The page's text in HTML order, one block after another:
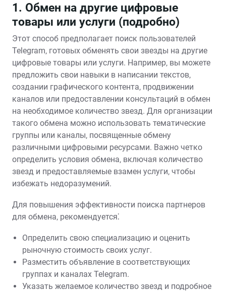
1. Обмен на другие цифровые
товары или услуги (подробно)
Этот способ предполагает поиск пользователей
Telegram‚ готовых обменять свои звезды на другие
цифровые товары или услуги. Например‚ вы можете
предложить свои навыки в написании текстов‚
создании графического контента‚ продвижении
каналов или предоставлении консультаций в обмен
на необходимое количество звезд. Для организации
такого обмена можно использовать тематические
группы или каналы‚ посвященные обмену
различными цифровыми ресурсами. Важно четко
определить условия обмена‚ включая количество
звезд и предоставляемые взамен услуги‚ чтобы
избежать недоразумений.
Для повышения эффективности поиска партнеров
для обмена‚ рекомендуется⁚
Определить свою специализацию и оценить
рыночную стоимость своих услуг.
Разместить объявление в соответствующих
группах и каналах Telegram.
Указать желаемое количество звезд и подробное